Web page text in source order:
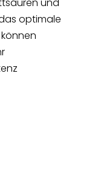
optimale